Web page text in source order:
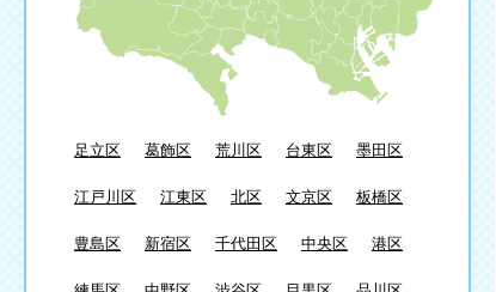
足立区 葛飾区 荒川区 台東区 墨田区
江戸川区 江東区 北区 文京区 板橋区
豊島区 新宿区 千代田区 中央区 港区